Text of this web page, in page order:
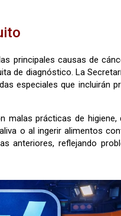
principales causas de
de diagnóstico. La
especiales que incluirán
malas prácticas de
o al ingerir alimentos
anteriores, reflejando